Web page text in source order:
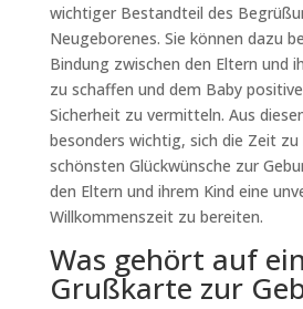
wichtiger Bestandteil des
Neugeborenes. Sie können dazu
Bindung zwischen den Eltern und
zu schaffen und dem Baby
Sicherheit zu vermitteln. Aus
besonders wichtig, sich die Zeit zu
schönsten Glückwünsche zur
den Eltern und ihrem Kind eine
Willkommenszeit zu bereiten.
Was gehört auf
Grußkarte zur